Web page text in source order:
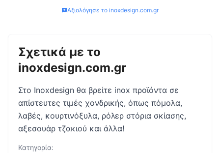
Αξιολόγησε το inoxdesign.com.gr
Σχετικά με το
inoxdesign.com.gr
Στο Inoxdesign θα βρείτε inox προϊόντα σε
απίστευτες τιμές χονδρικής, όπως πόμολα,
λαβές, κουρτινόξυλα, ρόλερ στόρια σκίασης,
αξεσουάρ τζακιού και άλλα!
Κατηγορία: